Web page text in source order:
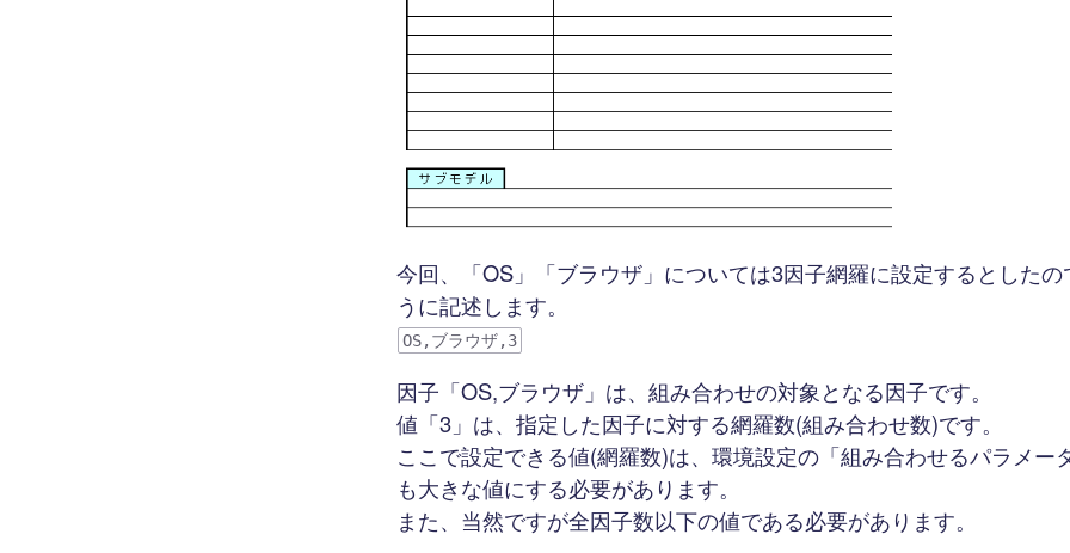
今回、「OS」「ブラウザ」については3因子網羅に設定するとした
うに記述します。
OS,ブラウザ,3
因子「OS,ブラウザ」は、組み合わせの対象となる因子です。
値「3」は、指定した因子に対する網羅数(組み合わせ数)です。
ここで設定できる値(網羅数)は、環境設定の「組み合わせるパラメー
も大きな値にする必要があります。
また、当然ですが全因子数以下の値である必要があります。